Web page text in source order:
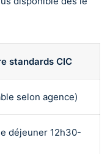
standards CIC
selon agence)
déjeuner 12h30-